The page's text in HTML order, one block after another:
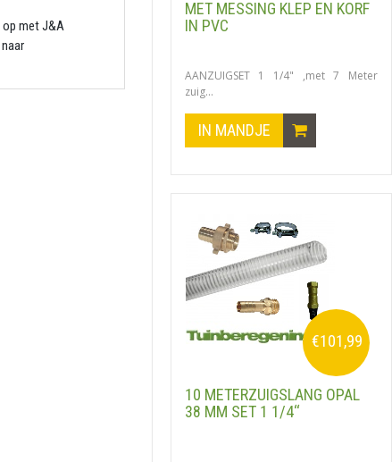
met J&A
MET MESSING KLEP EN KORF
IN PVC
AANZUIGSET 1 1/4" ,met 7 Meter
zuig...
IN MANDJE
€101,99
10 METERZUIGSLANG OPAL
38 MM SET 1 1/4‘‘